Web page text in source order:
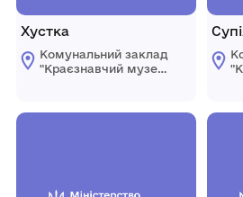
Хустка
Комунальний заклад
"Краєзнавчий музей